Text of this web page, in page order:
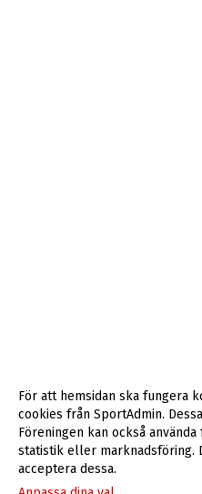
För att hemsidan ska fungera
cookies från SportAdmin.
Föreningen kan också
statistik eller marknadsföring.
acceptera dessa.